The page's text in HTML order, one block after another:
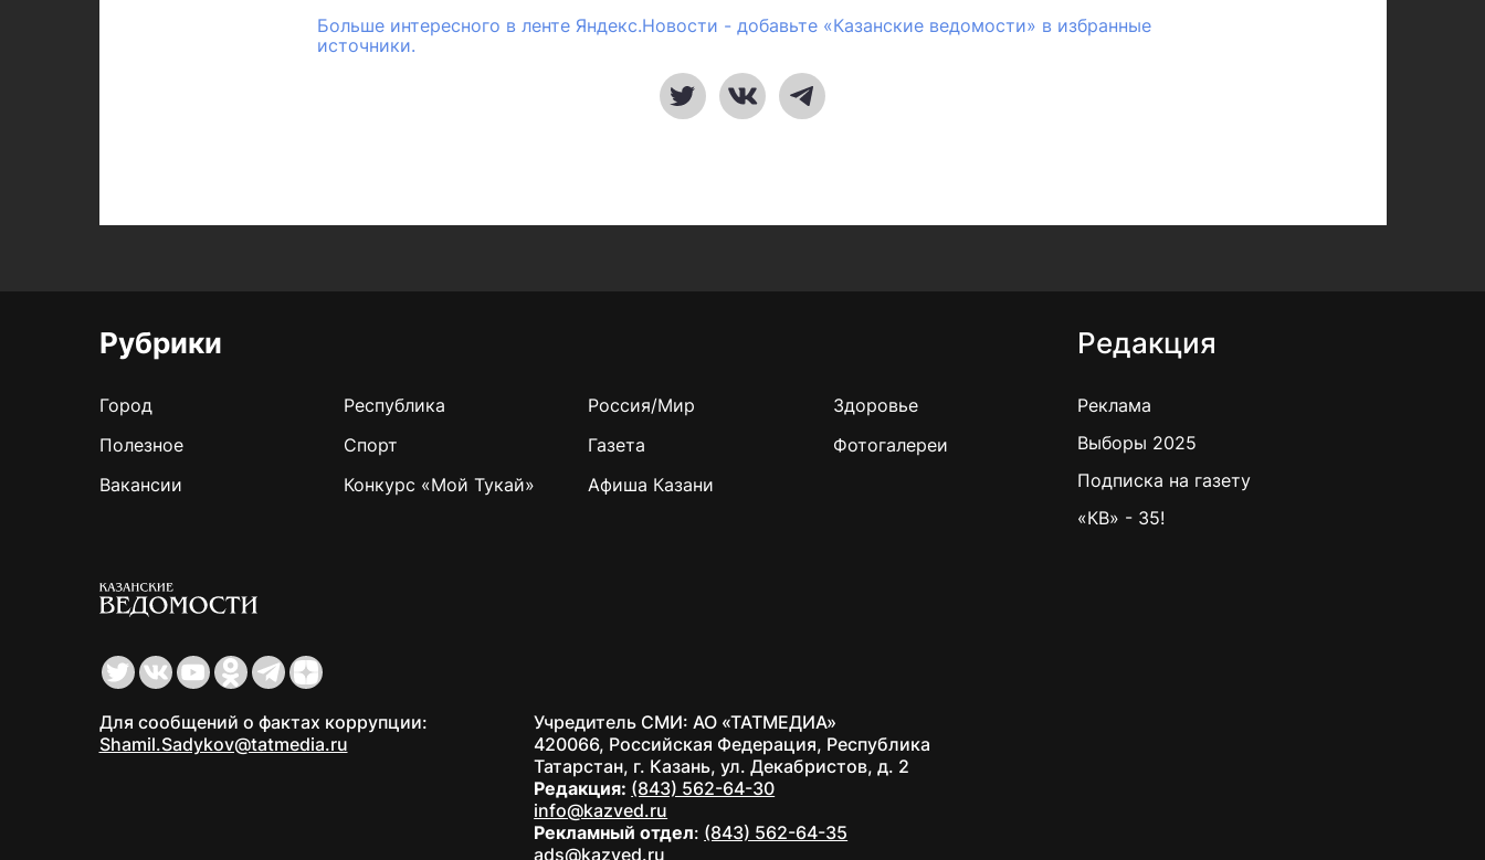
Больше интересного в ленте Яндекс.Новости - добавьте «Казанские ведомости» в избранные
источники.
Рубрики
Город Республика Россия/Мир
Здоровье
Полезное
Спорт Газета
Фотогалереи
Вакансии
Конкурс «Мой Тукай» Афиша Казани
Редакция
Реклама
Выборы 2025
Подписка на газету
«КВ» - 35!
Для сообщений о фактах коррупции:
Shamil.Sadykov@tatmedia.ru
Учредитель СМИ: АО «ТАТМЕДИА»
420066, Российская Федерация, Республика
Татарстан, г. Казань, ул. Декабристов, д. 2
Редакция: (843) 562-64-30
info@kazved.ru
Рекламный отдел: (843) 562-64-35
ads@kazved.ru